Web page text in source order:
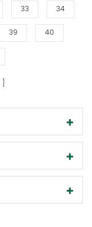
33 34
39 40